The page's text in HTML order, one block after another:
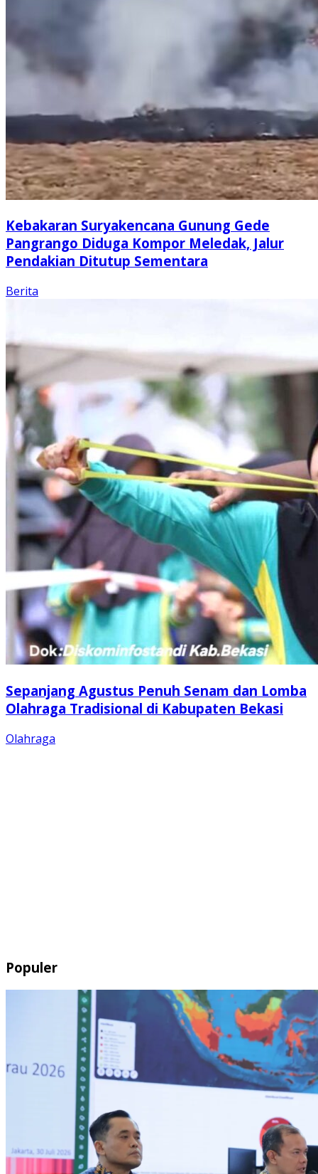
Kebakaran Suryakencana Gunung Gede
Pangrango Diduga Kompor Meledak, Jalur
Pendakian Ditutup Sementara
Berita
Sepanjang Agustus Penuh Senam dan Lomba
Olahraga Tradisional di Kabupaten Bekasi
Olahraga
Populer